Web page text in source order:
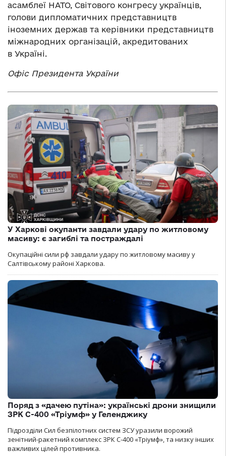
асамблеї НАТО, Світового конгресу українців,
голови дипломатичних представництв
іноземних держав та керівники представництв
міжнародних організацій, акредитованих
в Україні.
Офіс Президента України
У Харкові окупанти завдали удару по житловому
масиву: є загиблі та постраждалі
Окупаційні сили рф завдали удару по житловому масиву у
Салтівському районі Харкова.
Поряд з «дачею путіна»: українські дрони знищили
ЗРК С-400 «Тріумф» у Геленджику
Підрозділи Сил безпілотних систем ЗСУ уразили ворожий
зенітний-ракетний комплекс ЗРК С-400 «Тріумф», та низку інших
важливих цілей противника.